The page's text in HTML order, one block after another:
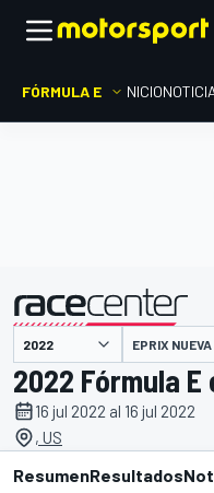
FÓRMULA E INICIO
presentado por EPRIX
2022 Fórmula E
16 jul 2022 al 16 jul 2022
, US
ResumenResultados